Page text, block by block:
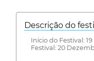
Descrição do
Início do Festival:
Festival: 20